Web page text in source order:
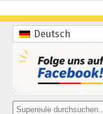
Deutsch